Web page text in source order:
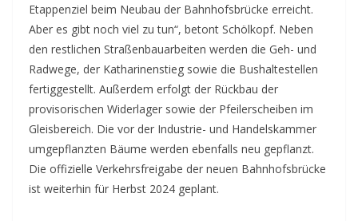
Etappenziel beim Neubau der Bahnhofsbrücke erreicht.
Aber es gibt noch viel zu tun“, betont Schölkopf. Neben
den restlichen Straßenbauarbeiten werden die Geh- und
Radwege, der Katharinenstieg sowie die Bushaltestellen
fertiggestellt. Außerdem erfolgt der Rückbau der
provisorischen Widerlager sowie der Pfeilerscheiben im
Gleisbereich. Die vor der Industrie- und Handelskammer
umgepflanzten Bäume werden ebenfalls neu gepflanzt.
Die offizielle Verkehrsfreigabe der neuen Bahnhofsbrücke
ist weiterhin für Herbst 2024 geplant.